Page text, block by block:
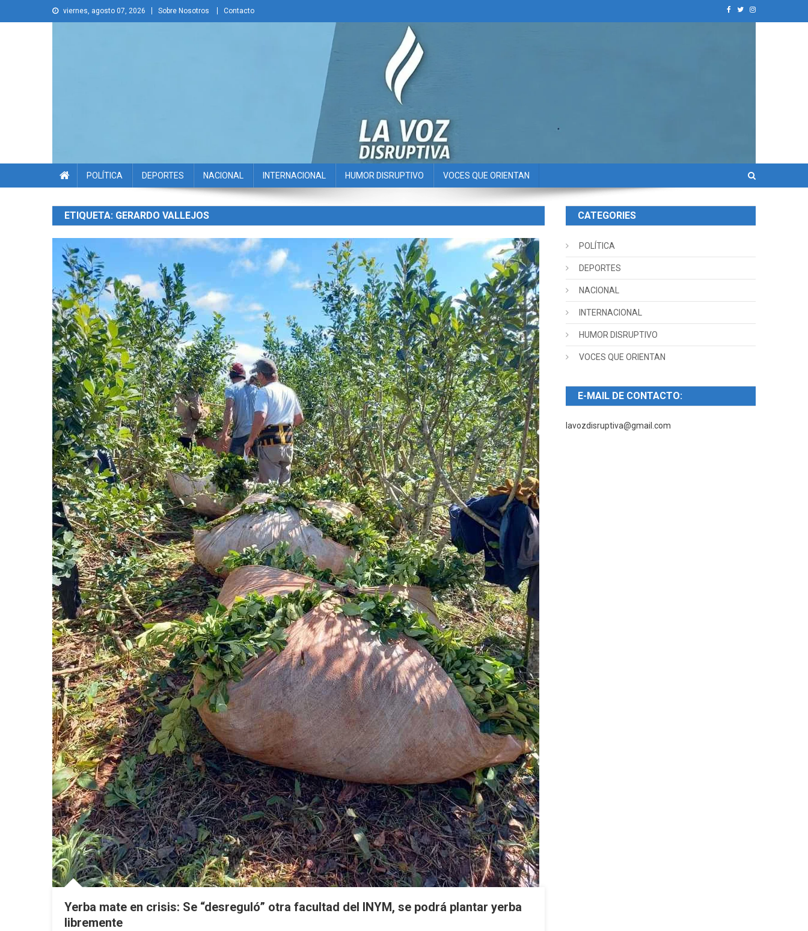
to
viernes, agosto 07, 2026 Sobre Nosotros Contacto
La Voz Disruptiva
POLÍTICA DEPORTES NACIONAL INTERNACIONAL HUMOR DISRUPTIVO VOCES QUE ORIENTAN
ETIQUETA: GERARDO VALLEJOS
Yerba mate en crisis: Se “desreguló” otra facultad del INYM, se podrá plantar yerba
libremente
CATEGORIES
POLÍTICA
DEPORTES
NACIONAL
INTERNACIONAL
HUMOR DISRUPTIVO
VOCES QUE ORIENTAN
E-MAIL DE CONTACTO:
lavozdisruptiva@gmail.com